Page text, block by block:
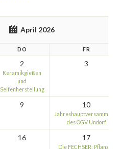
April 2026
DO FR
2
Keramikgießen
und
Seifenherstellung
3
9 10
Jahreshauptversammlung
des OGV Undorf
16 17
Die FECHSER: Pflanzen